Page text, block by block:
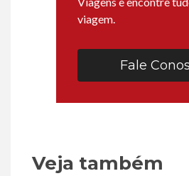
viagem.
Fale
Veja também